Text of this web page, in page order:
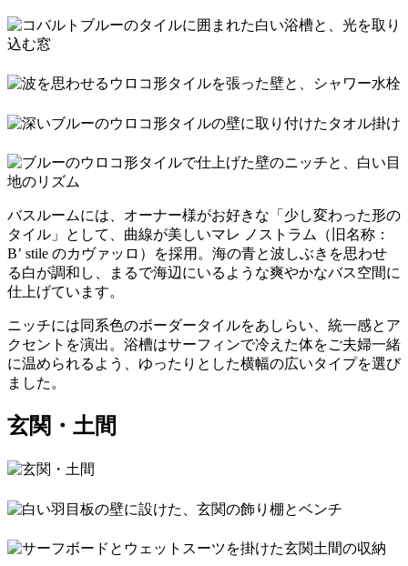
バスルームには、オーナー様がお好きな「少し変わった形の
タイル」として、曲線が美しいマレ ノストラム（旧名称：
Bʼ stile のカヴァッロ）を採用。海の青と波しぶきを思わせ
る白が調和し、まるで海辺にいるような爽やかなバス空間に
仕上げています。
ニッチには同系色のボーダータイルをあしらい、統一感とア
クセントを演出。浴槽はサーフィンで冷えた体をご夫婦一緒
に温められるよう、ゆったりとした横幅の広いタイプを選び
ました。
玄関・土間